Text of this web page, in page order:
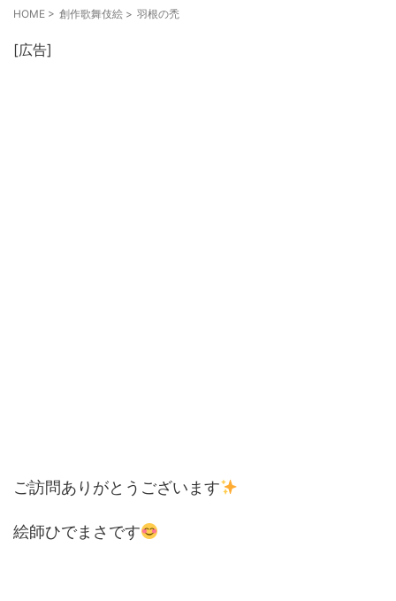
HOME > 創作歌舞伎絵 > 羽根の禿
[広告]
ご訪問ありがとうございます
絵師ひでまさです